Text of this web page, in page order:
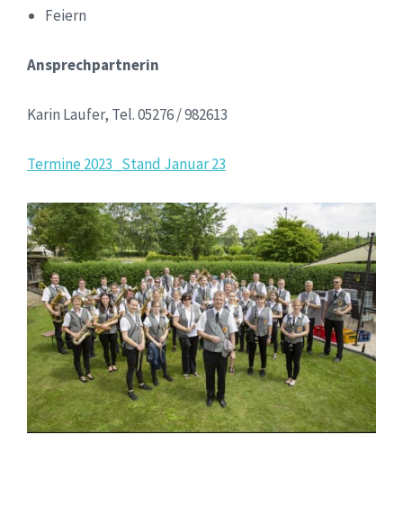
Feiern
Ansprechpartnerin
Karin Laufer, Tel. 05276 / 982613
Termine 2023_Stand Januar 23